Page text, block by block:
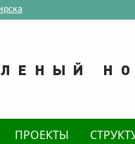
ПРОЕКТЫ